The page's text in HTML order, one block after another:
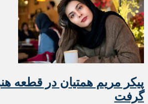
پیکر مریم همتیان در قطعه
گرفت